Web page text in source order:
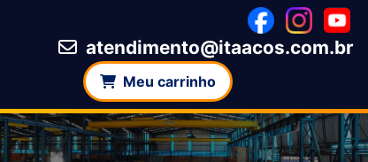
atendimento@itaacos.com.br
Meu carrinho